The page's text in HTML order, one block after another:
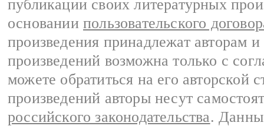
публикации своих литературных
основании пользовательского
произведения принадлежат авторам
произведений возможна только с
можете обратиться на его авторской
произведений авторы несут
российского законодательства.